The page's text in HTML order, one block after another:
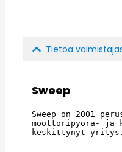
Tietoa
Sweep
Sweep on 2001
moottoripyörä- ja
keskittynyt yritys.